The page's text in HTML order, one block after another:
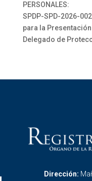
PERSONALES:
SPDP-SPD-2026-
para la
Delegado de
Dirección: